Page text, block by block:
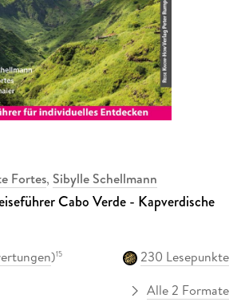
Fortes, Sibylle Schellmann
Cabo Verde - Kapverdische
)15
230 Lesepunkte
Alle 2 Formate